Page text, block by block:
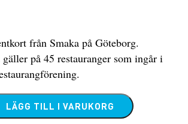
från Smaka på Göteborg.
gäller på 45 restauranger som ingår i
LÄGG TILL I VARUKORG